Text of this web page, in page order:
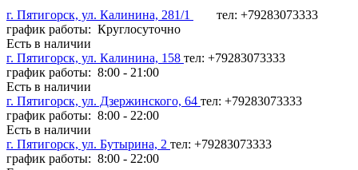
г. Пятигорск, ул. Калинина, 281/1
тел: +79283073333
график работы: Круглосуточно
Есть в наличии
г. Пятигорск, ул. Калинина, 158 тел: +79283073333
график работы: 8:00 - 21:00
Есть в наличии
г. Пятигорск, ул. Дзержинского, 64 тел: +79283073333
график работы: 8:00 - 22:00
Есть в наличии
г. Пятигорск, ул. Бутырина, 2 тел: +79283073333
график работы: 8:00 - 22:00